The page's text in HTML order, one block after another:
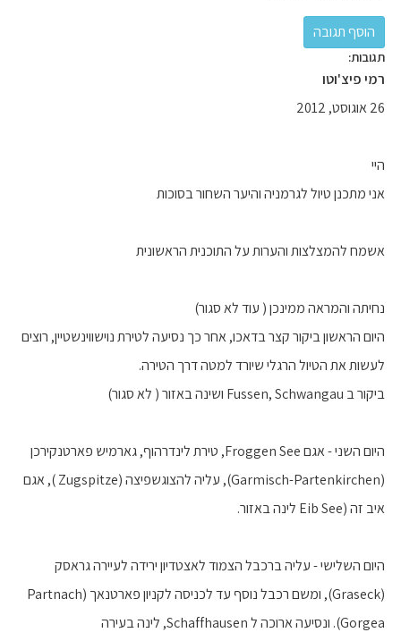
תגובות:
רמי פיצ'וטו
26 אוגוסט, 2012
היי
אני מתכנן טיול לגרמניה והיער השחור בסוכות
אשמח להמצלצות והערות על התוכנית הראשונית
נחיתה והמראה ממינכן ( עוד לא סגור)
היום הראשון ביקור קצר בדאכו, אחר כך נסיעה לטירת נוישווינשטיין, רוצים
לעשות את הטיול הרגלי שיורד למטה דרך הטירה.
ביקור ב Fussen, Schwangau ושינה באזור ( לא סגור)
היום השני - אגם Froggen See, טירת לינדרהוף, גארמיש פארטנקירכן
(Garmisch-Partenkirchen), עליה להצוגשפיצה (Zugspitze ), אגם
איב זה (Eib See לינה באזור.
היום השלישי - עליה ברכבל הצמוד לאצטדיון ירידה לעיירה גראסק
(Graseck), ומשם רכבל נוסף עד לכניסה לקניון פארטנאך (Partnach
Gorgea). ונסיעה ארוכה ל Schaffhausen, לינה בעירה